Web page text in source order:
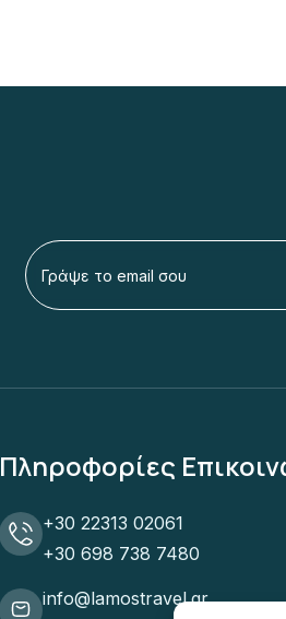
Πληροφορίες
+30 22313 02061
+30 698 738 7480
info@lamostravel.gr